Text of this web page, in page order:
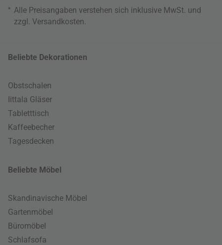
* Alle Preisangaben verstehen sich inklusive MwSt. und
zzgl. Versandkosten
Beliebte Dekorationen
Obstschalen
Iittala Gläser
Tabletttisch
Kaffeebecher
Tagesdecken
Beliebte Möbel
Skandinavische Möbel
Gartenmöbel
Büromöbel
Schlafsofa